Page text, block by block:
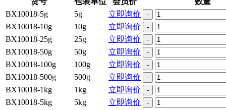
BX10018-5g
5g 立即询价 -
BX10018-10g 10g 立即询价 -
BX10018-25g 25g 立即询价 -
BX10018-50g 50g 立即询价 -
BX10018-100g 100g 立即询价 -
BX10018-500g 500g 立即询价 -
BX10018-1kg 1kg 立即询价 -
BX10018-5kg 5kg 立即询价 -